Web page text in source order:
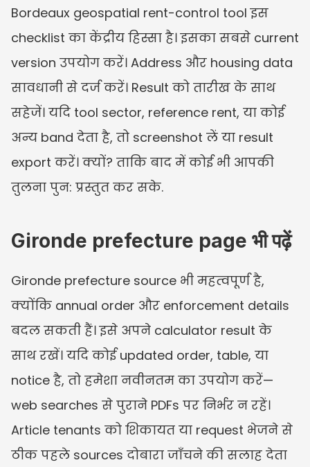
Bordeaux geospatial rent-control tool इस
checklist का केंद्रीय हिस्सा है। इसका सबसे current
version उपयोग करें। Address और housing data
सावधानी से दर्ज करें। Result को तारीख के साथ
सहेजें। यदि tool sector, reference rent, या कोई
अन्य band देता है, तो screenshot लें या result
export करें। क्यों? ताकि बाद में कोई भी आपकी
तुलना पुन: प्रस्तुत कर सके.
Gironde prefecture page भी पढ़ें
Gironde prefecture source भी महत्वपूर्ण है,
क्योंकि annual order और enforcement details
बदल सकती हैं। इसे अपने calculator result के
साथ रखें। यदि कोई updated order, table, या
notice है, तो हमेशा नवीनतम का उपयोग करें—
web searches से पुराने PDFs पर निर्भर न रहें।
Article tenants को शिकायत या request भेजने से
ठीक पहले sources दोबारा जाँचने की सलाह देता